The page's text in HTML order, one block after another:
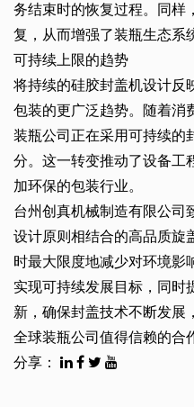
务结束时的恢复过程。同样
复，从而增强了装瓶生态系
可持续上限的趋势
将持续的硅胶封盖机设计反
包装的更广泛趋势。随着消
装瓶公司正在采用可持续的
分。这一转变推动了设备工
加环保的包装行业。
台州创真机械制造有限公司
设计原则相结合的高品质旋
时最大限度地减少对环境影
实现可持续发展目标，同时
新，确保封盖技术不断发展
全球装瓶公司值得信赖的合
分享：